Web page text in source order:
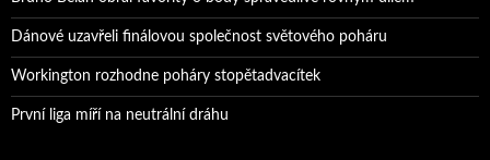
Dánové uzavřeli finálovou společnost světového poháru
Workington rozhodne poháry stopětadvacítek
První liga míří na neutrální dráhu